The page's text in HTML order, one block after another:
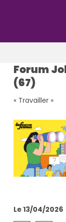
Forum
(67)
« Travailler »
Le 13/04/2026